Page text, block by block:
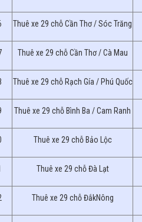
Thuê xe 29 chỗ Cần Thơ / Sóc Trăng
Thuê xe 29 chỗ Cần Thơ / Cà Mau
Thuê xe 29 chỗ Rạch Gía / Phú Quốc
Thuê xe 29 chỗ Bình Ba / Cam Ranh
Thuê xe 29 chỗ Bảo Lộc
Thuê xe 29 chỗ Đà Lạt
Thuê xe 29 chỗ ĐắkNông